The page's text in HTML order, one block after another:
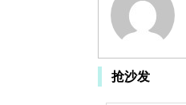
抢沙发